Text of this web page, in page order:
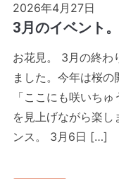
2026年4月27日
3月のイベント。
お花見。 3月の終わ
ました。今年は桜の
「ここにも咲いち
を見上げながら楽
ンス。 3月6日 […]